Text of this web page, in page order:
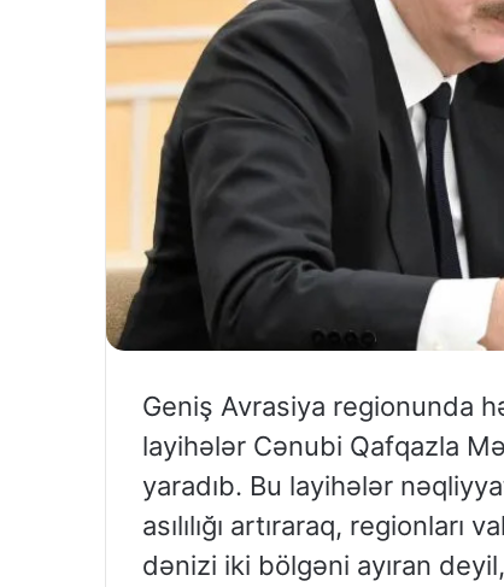
Geniş Avrasiya regionunda
layihələr Cənubi Qafqazla
yaradıb. Bu layihələr
asılılığı artıraraq,
dənizi iki bölgəni ayıran